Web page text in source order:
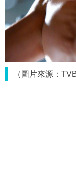
（圖片來源：